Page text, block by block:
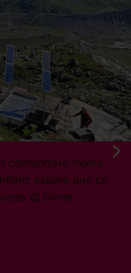
comportera moins
espère que ce
© Diane